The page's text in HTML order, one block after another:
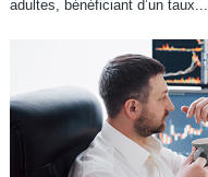
adultes, bénéficiant d’un taux...